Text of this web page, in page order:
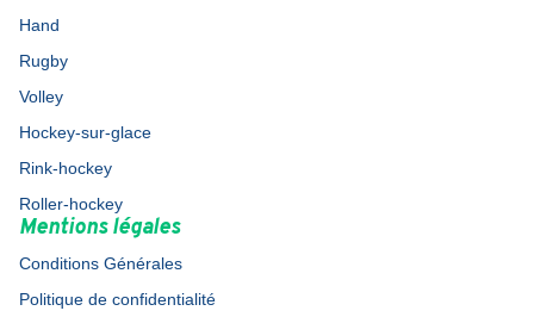
Hand
Rugby
Volley
Hockey-sur-glace
Rink-hockey
Roller-hockey
Mentions légales
Conditions Générales
Politique de confidentialité